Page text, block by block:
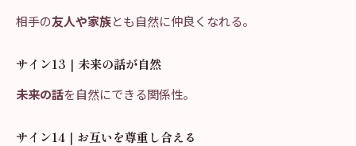
相手の友人や家族とも自然に仲良くなれる。
サイン13｜未来の話が自然
未来の話を自然にできる関係性。
サイン14｜お互いを尊重し合える